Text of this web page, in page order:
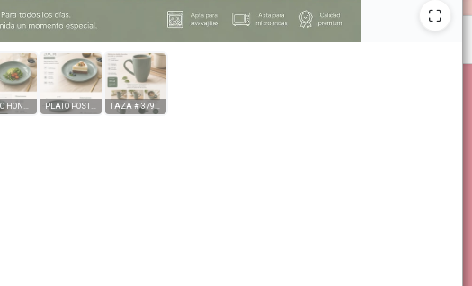
PLATO HONDO 20.5CM #378258 PLATO POSTRE 20CM #378173 TAZA # 379682